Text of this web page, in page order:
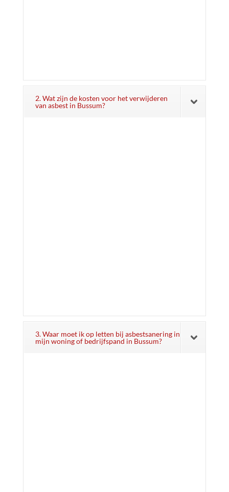
2. Wat zijn de kosten voor het verwijderen
van asbest in Bussum?
3. Waar moet ik op letten bij asbestsanering in
mijn woning of bedrijfspand in Bussum?